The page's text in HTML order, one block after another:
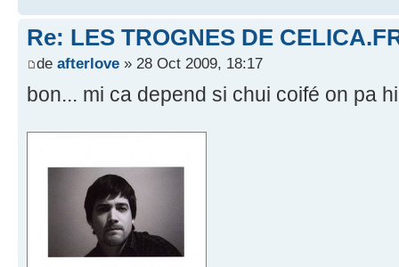
Re: LES TROGNES DE
de afterlove » 28 Oct 2009, 18:17
bon... mi ca depend si chui coifé on pa